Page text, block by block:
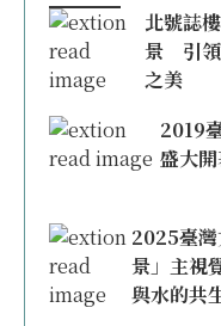
北號誌
景 引領
之美
2019
盛大
2025臺灣
景」主視
與水的共